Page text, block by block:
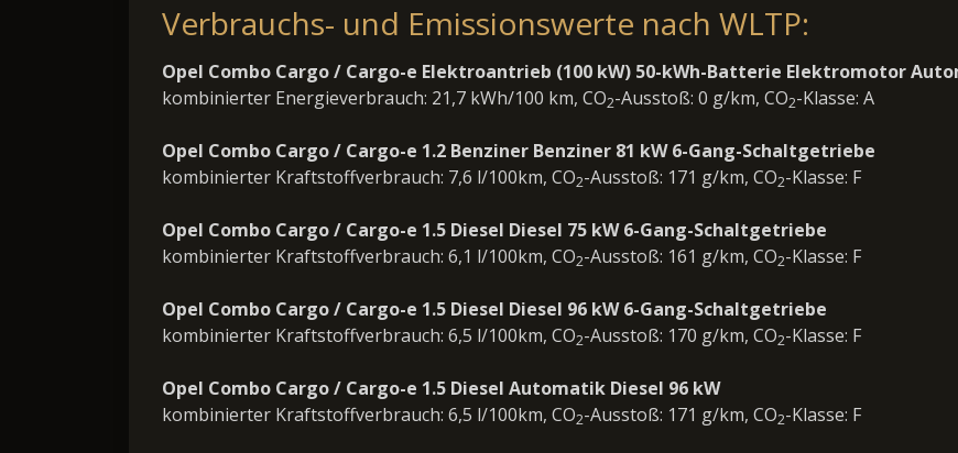
Verbrauchs- und Emissionswerte nach WLTP:
Opel Combo Cargo / Cargo-e Elektroantrieb (100 kW) 50-kWh-Batterie Elektromotor
kombinierter Energieverbrauch: 21,7 kWh/100 km, CO2-Ausstoß: 0 g/km, CO2-Klasse: A
Opel Combo Cargo / Cargo-e 1.2 Benziner Benziner 81 kW 6-Gang-Schaltgetriebe
kombinierter Kraftstoffverbrauch: 7,6 l/100km, CO2-Ausstoß: 171 g/km, CO2-Klasse: F
Opel Combo Cargo / Cargo-e 1.5 Diesel Diesel 75 kW 6-Gang-Schaltgetriebe
kombinierter Kraftstoffverbrauch: 6,1 l/100km, CO2-Ausstoß: 161 g/km, CO2-Klasse: F
Opel Combo Cargo / Cargo-e 1.5 Diesel Diesel 96 kW 6-Gang-Schaltgetriebe
kombinierter Kraftstoffverbrauch: 6,5 l/100km, CO2-Ausstoß: 170 g/km, CO2-Klasse: F
Opel Combo Cargo / Cargo-e 1.5 Diesel Automatik Diesel 96 kW
kombinierter Kraftstoffverbrauch: 6,5 l/100km, CO2-Ausstoß: 171 g/km, CO2-Klasse: F